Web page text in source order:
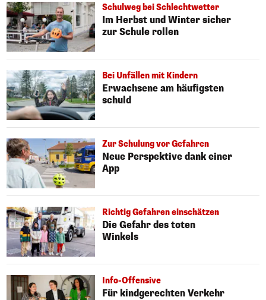
Schulweg bei Schlechtwetter
Im Herbst und Winter sicher
zur Schule rollen
Bei Unfällen mit Kindern
Erwachsene am häufigsten
schuld
Zur Schulung vor Gefahren
Neue Perspektive dank einer
App
Richtig Gefahren einschätzen
Die Gefahr des toten
Winkels
Info-Offensive
Für kindgerechten Verkehr